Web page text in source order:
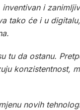
i
tako će i u
da ostanu.
konzistentnost,
novih